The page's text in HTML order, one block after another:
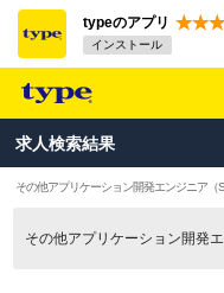
typeのアプリ
インストール
求人検索結果
その他アプリケーション開発エンジニア（
その他アプリケーション開発